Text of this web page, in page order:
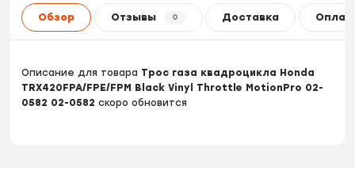
Обзор Отзывы 0 Доставка
Описание для товара Трос газа квадроцикла Honda
TRX420FPA/FPE/FPM Black Vinyl Throttle MotionPro 02-
0582 02-0582 скоро обновится